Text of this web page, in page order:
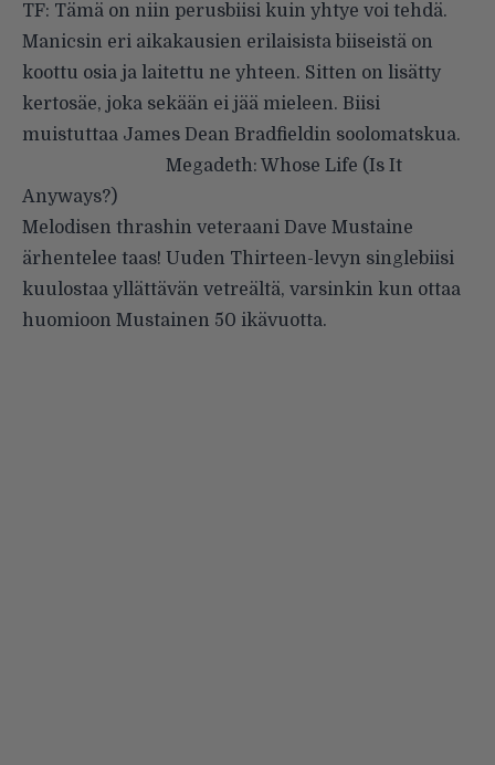
TF: Tämä on niin perusbiisi kuin yhtye voi tehdä.
Manicsin eri aikakausien erilaisista biiseistä on
koottu osia ja laitettu ne yhteen. Sitten on lisätty
kertosäe, joka sekään ei jää mieleen. Biisi
muistuttaa James Dean Bradfieldin soolomatskua.
Megadeth: Whose Life (Is It
Anyways?)
Melodisen thrashin veteraani Dave Mustaine
ärhentelee taas! Uuden Thirteen-levyn singlebiisi
kuulostaa yllättävän vetreältä, varsinkin kun ottaa
huomioon Mustainen 50 ikävuotta.